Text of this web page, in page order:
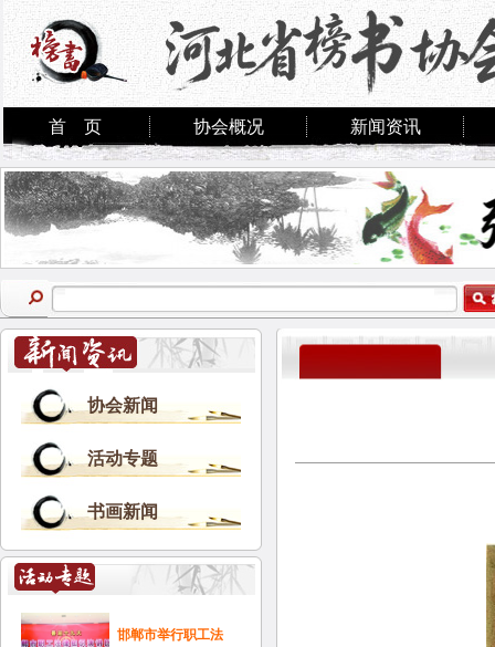
首 页 协会概况 新闻资讯
协会新闻
活动专题
书画新闻
邯郸市举行职工法